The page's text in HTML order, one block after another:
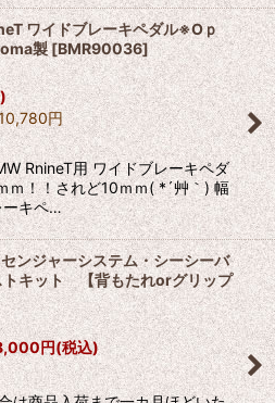
ワイドブレーキペダル※Oｐ
製[BMR90036]
円
RnineT用 ワイドブレーキペダ
ｍ！！されど10ｍｍ( *´艸｀) 幅
ーキペ…
ンジャーシステム・シーシーバ
トキット 【背もたれorグリップ
円(税込)